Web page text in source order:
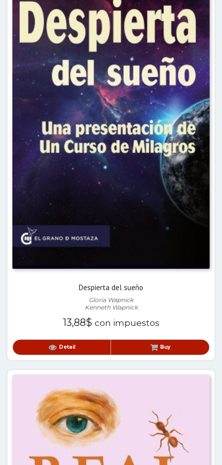
Despierta del sueño
Gloria Wapnick
Kenneth Wapnick
13,88$ con impuestos
Detail Buy